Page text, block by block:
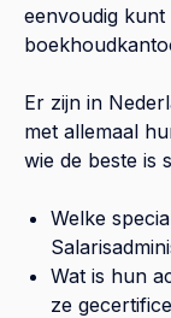
eenvoudig
Er zijn in
met allemaal
wie de beste is
Welke
Wat is hun
ze